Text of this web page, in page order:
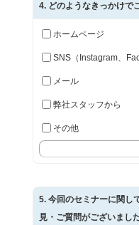
4. どのようなきっかけで
ホームページ
SNS（Instagram、
メール
弊社スタッフから
その他
5. 今回のセミナーに関し
見・ご質問がございまし